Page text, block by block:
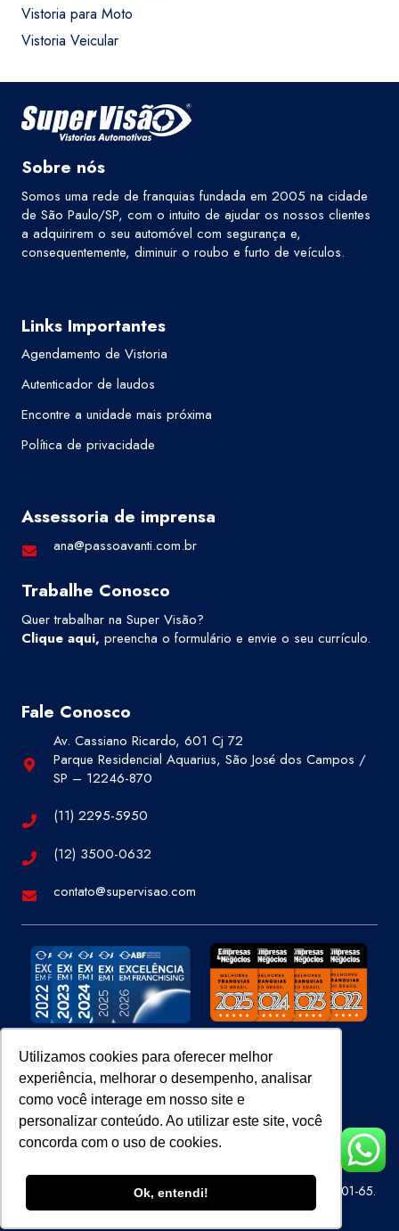
Utilizamos cookies para oferecer melhor
experiência, melhorar o desempenho, analisar
como você interage em nosso site e
personalizar conteúdo. Ao utilizar este site, você
concorda com o uso de cookies.
Ok, entendi!
Vistoria para Moto
Vistoria Veicular
Sobre nós
Somos uma rede de franquias fundada em 2005 na cidade
de São Paulo/SP, com o intuito de ajudar os nossos clientes
a adquirirem o seu automóvel com segurança e,
consequentemente, diminuir o roubo e furto de veículos.
Links Importantes
Agendamento de Vistoria
Autenticador de laudos
Encontre a unidade mais próxima
Política de privacidade
Assessoria de imprensa
ana@passoavanti.com.br
Trabalhe Conosco
Quer trabalhar na Super Visão?
Clique aqui, preencha o formulário e envie o seu currículo.
Fale Conosco
Av. Cassiano Ricardo, 601 Cj 72
Parque Residencial Aquarius, São José dos Campos /
SP – 12246-870
(11) 2295-5950
(12) 3500-0632
contato@supervisao.com
Site 100% Seguro
Super Visão Perícias e Vistorias Ltda – CNPJ 07.686.414/0001-65.